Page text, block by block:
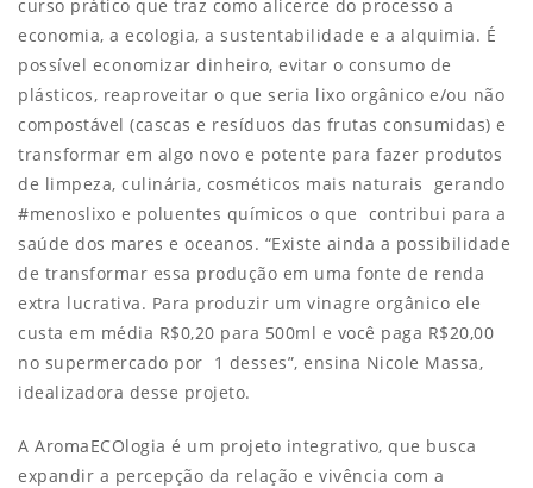
curso prático que traz como alicerce do processo a
economia, a ecologia, a sustentabilidade e a alquimia. É
possível economizar dinheiro, evitar o consumo de
plásticos, reaproveitar o que seria lixo orgânico e/ou não
compostável (cascas e resíduos das frutas consumidas) e
transformar em algo novo e potente para fazer produtos
de limpeza, culinária, cosméticos mais naturais gerando
#menoslixo e poluentes químicos o que contribui para a
saúde dos mares e oceanos. “Existe ainda a possibilidade
de transformar essa produção em uma fonte de renda
extra lucrativa. Para produzir um vinagre orgânico ele
custa em média R$0,20 para 500ml e você paga R$20,00
no supermercado por 1 desses”, ensina Nicole Massa,
idealizadora desse projeto.
A AromaECOlogia é um projeto integrativo, que busca
expandir a percepção da relação e vivência com a